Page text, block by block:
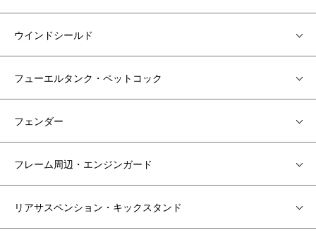
ウインドシールド
フューエルタンク・ペットコック
フェンダー
フレーム周辺・エンジンガード
リアサスペンション・キックスタンド